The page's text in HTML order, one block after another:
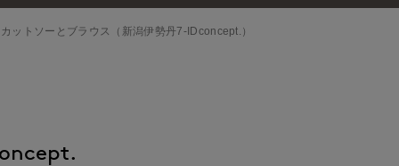
ットソーとブラウス（新潟伊勢丹7-IDconcept.）